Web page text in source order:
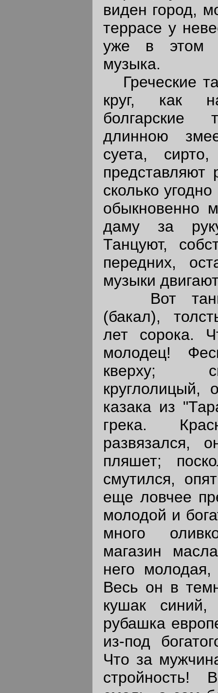
виден город,
террасе у
уже в этом
музыка.
Греческие
круг, как
длинною
суета,
представляют
сколько
обыкновенно
даму за
Танцуют,
передних,
музыки
Вот
(бакал),
лет сорока.
молодец!
кверху;
казака из
грека.
развязался,
пляшет;
смутился,
еще ловчее
молодой и
много
магазин
него молодая,
Весь он в
кушак
рубашка
из-под
Что за